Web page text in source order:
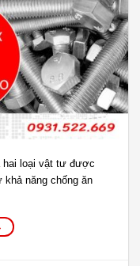
hai loại vật tư được
năng chống ăn